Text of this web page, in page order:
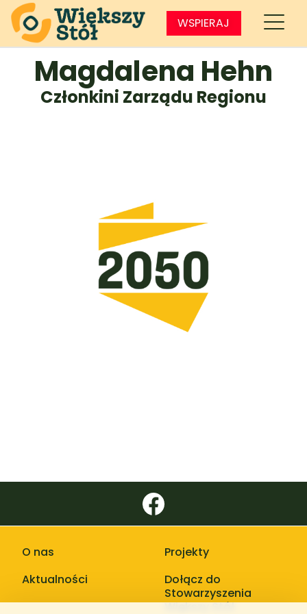
WSPIERAJ
Magdalena Hehn
Członkini Zarządu Regionu
O nas
Aktualności
Projekty
Dołącz do
Stowarzyszenia
Większy Stół